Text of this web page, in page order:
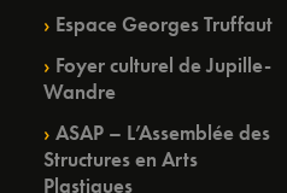
Espace Georges Truffaut
Foyer culturel de Jupille-
Wandre
ASAP – L’Assemblée des
Structures en Arts
Plastiques